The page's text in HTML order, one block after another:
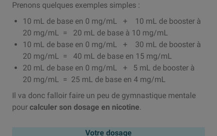
Prenons quelques exemples simples :
10 mL de base en 0 mg/mL + 10 mL de booster à
20 mg/mL = 20 mL de base à 10 mg/mL
10 mL de base en 0 mg/mL + 30 mL de booster à
20 mg/mL = 40 mL de base en 15 mg/mL
20 mL de base en 0 mg/mL + 5 mL de booster à
20 mg/mL = 25 mL de base en 4 mg/mL
Il va donc falloir faire un peu de gymnastique mentale
pour calculer son dosage en nicotine.
Votre dosage